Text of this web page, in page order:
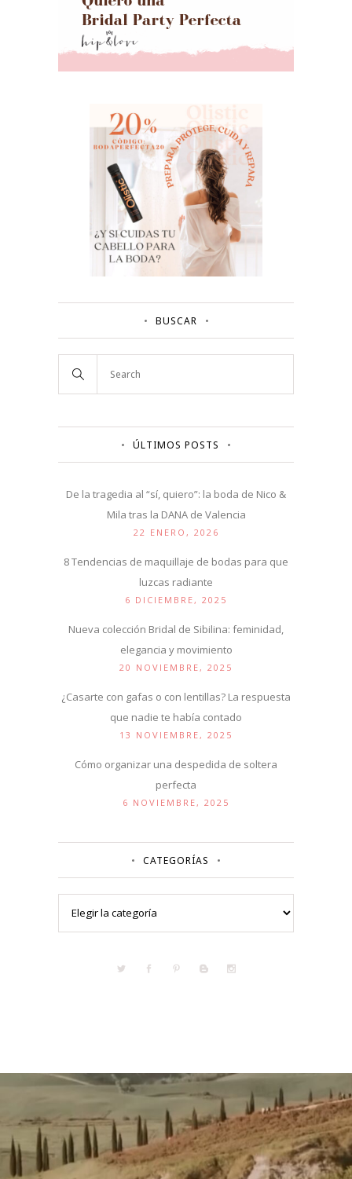
BUSCAR
ÚLTIMOS POSTS
De la tragedia al “sí, quiero”: la boda de Nico &
Mila tras la DANA de Valencia
22 ENERO, 2026
8 Tendencias de maquillaje de bodas para que
luzcas radiante
6 DICIEMBRE, 2025
Nueva colección Bridal de Sibilina: feminidad,
elegancia y movimiento
20 NOVIEMBRE, 2025
¿Casarte con gafas o con lentillas? La respuesta
que nadie te había contado
13 NOVIEMBRE, 2025
Cómo organizar una despedida de soltera
perfecta
6 NOVIEMBRE, 2025
CATEGORÍAS